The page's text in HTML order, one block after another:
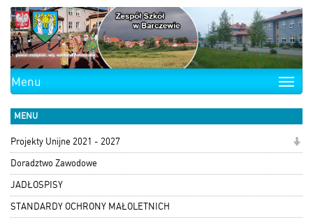
Toggle
Menu
MENU
Projekty Unijne 2021 - 2027
Doradztwo Zawodowe
JADŁOSPISY
STANDARDY OCHRONY MAŁOLETNICH